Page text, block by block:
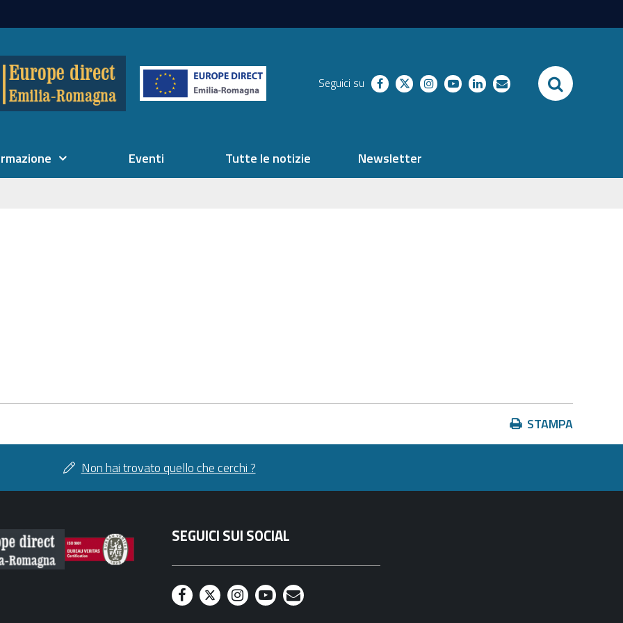
Seguici su facebooktwitterinstagram
youtubelinkedinrichieste SEARCH
Eventi Tutte le notizie Newsletter
Azioni
sul
STAMPA
Non hai trovato quello che cerchi ?
SEGUICI SUI SOCIAL
F
T
I
Y
M